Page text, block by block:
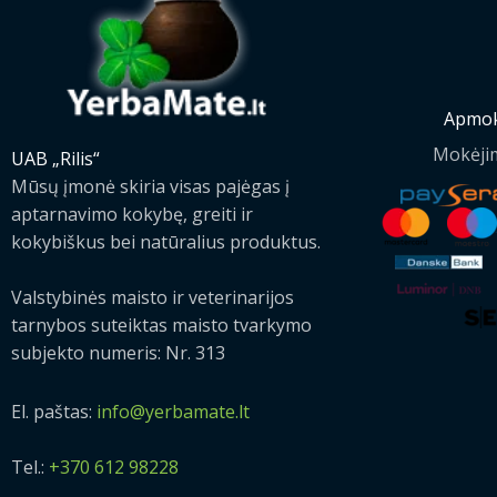
UAB „Rilis“
Mūsų įmonė skiria visas pajėgas į
aptarnavimo kokybę, greiti ir
kokybiškus bei natūralius produktus.
Valstybinės maisto ir veterinarijos
tarnybos suteiktas maisto tvarkymo
subjekto numeris: Nr. 313
El. paštas: info@yerbamate.lt
Tel.: +370 612 98228